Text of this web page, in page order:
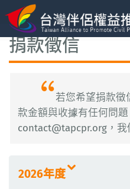
捐款徵信
若您希望捐款徵
款金額與收據有任何問題
contact@tapcpr.org ，
2026年度